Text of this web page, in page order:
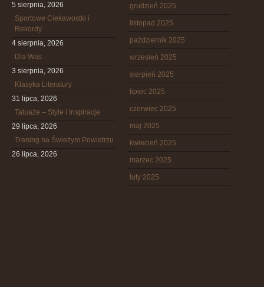
5 sierpnia, 2026
Sportowe Ciekawostki i
Rekordy
4 sierpnia, 2026
Dla Was
3 sierpnia, 2026
Klasyka Literatury
31 lipca, 2026
Tatuaże – Style i Inspiracje
29 lipca, 2026
Trening na Świeżym Powietrzu
26 lipca, 2026
grudzień 2025
listopad 2025
październik 2025
wrzesień 2025
sierpień 2025
lipiec 2025
czerwiec 2025
maj 2025
kwiecień 2025
marzec 2025
luty 2025